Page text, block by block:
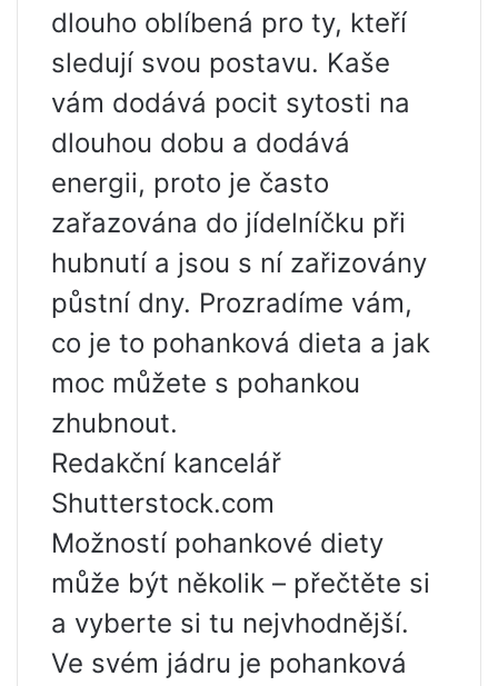
dlouho oblíbená pro ty, kteří
sledují svou postavu. Kaše
vám dodává pocit sytosti na
dlouhou dobu a dodává
energii, proto je často
zařazována do jídelníčku při
hubnutí a jsou s ní zařizovány
půstní dny. Prozradíme vám,
co je to pohanková dieta a jak
moc můžete s pohankou
zhubnout.
Redakční kancelář
Shutterstock.com
Možností pohankové diety
může být několik – přečtěte si
a vyberte si tu nejvhodnější.
Ve svém jádru je pohanková